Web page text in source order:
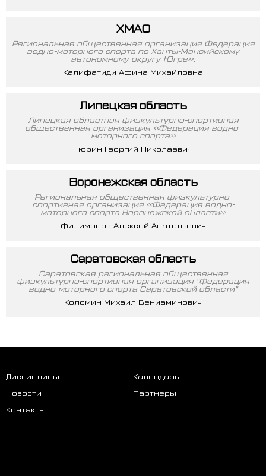
ХМАО
Региональная общественная организация Федерация
водно-моторного спорта по Ханты-Мансийскому
автономному округу-Югре».
Калифатиди Афина Михайловна
Липецкая область
Липецкая областная физкультурно-спортивная
общественная организация «Федерация водно-
моторного спорта»
Тюрин Георгий Николаевич
Воронежская область
Региональная общественная физкультурно-
спортивная организация «Федерация водно-
моторного спорта Воронежской области»
Филимонов Алексей Анатольевич
Саратовская область
Саратовская региональная общественная
физкультурно-спортивная организация "Федерация
водно-моторного спорта Саратовской области"
Коломин Михаил Вениаминович
Дисциплины
Календарь
Новости
Партнеры
Контакты